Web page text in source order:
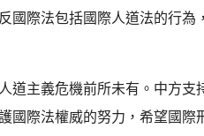
國際法包括國際人道法的行為
道主義危機前所未有。中方支
國際法權威的努力，希望國際